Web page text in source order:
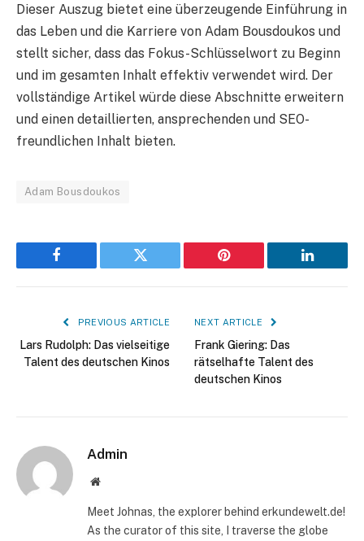
Dieser Auszug bietet eine überzeugende Einführung in
das Leben und die Karriere von Adam Bousdoukos und
stellt sicher, dass das Fokus-Schlüsselwort zu Beginn
und im gesamten Inhalt effektiv verwendet wird. Der
vollständige Artikel würde diese Abschnitte erweitern
und einen detaillierten, ansprechenden und SEO-
freundlichen Inhalt bieten.
Adam Bousdoukos
Facebook Twitter Pinterest LinkedIn
PREVIOUS ARTICLE
Lars Rudolph: Das vielseitige
Talent des deutschen Kinos
NEXT ARTICLE
Frank Giering: Das
rätselhafte Talent des
deutschen Kinos
Admin
Website
Meet Johnas, the explorer behind erkundewelt.de!
As the curator of this site, I traverse the globe